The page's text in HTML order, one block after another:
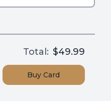
Total: $49.99
BuyCard